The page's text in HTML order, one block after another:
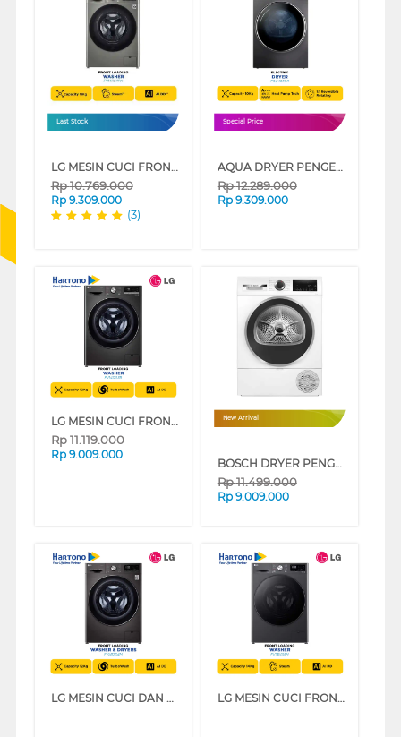
Last Stock
LG MESIN CUCI FRONT LOADING WASHER 10.5 KG FV1411S4PN
Rp10.769.000
Rp 9.309.000
(3)
Special Price
AQUA DRYER PENGERING ELECTRIC DRYER 10 KG FQV-105DR
Rp12.289.000
Rp 9.309.000
LG MESIN CUCI FRONT LOADING WASHER 12 KG FV1412S3B
Rp11.119.000
Rp 9.009.000
New Arrival
BOSCH DRYER PENGERING ELECTRIC DRYER 10 KG WQG25302ID
Rp11.499.000
Rp 9.009.000
LG MESIN CUCI DAN DRYER PENGERING WASHER AND DRYERS 12 KG FV1412D4M LG MESIN CUCI FRONT LOADING WASHER 14 KG FV1414S5M